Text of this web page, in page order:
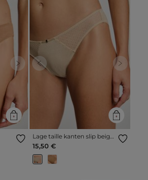
Next Previous Next
Lage taille kanten slip beige
vrouw
15,50 €